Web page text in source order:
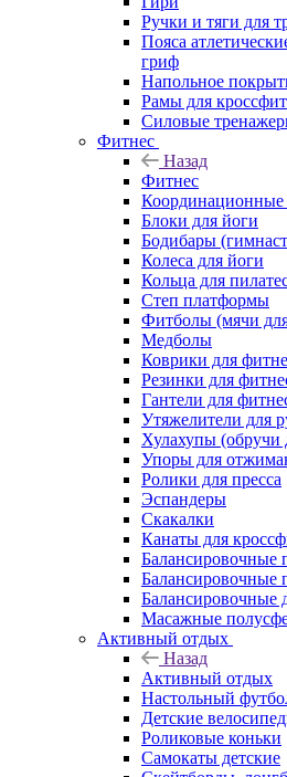
Ручки и тяги для
Пояса
гриф
Напольное
Рамы для
Силовые
Фитнес
Назад
Фитнес
Координационные
Блоки для йоги
Бодибары
Колеса для йоги
Кольца для
Степ платформы
Фитболы (мячи
Медболы
Коврики для
Резинки для
Гантели для
Утяжелители для
Хулахупы (обручи
Упоры для
Ролики для пресса
Эспандеры
Скакалки
Канаты для
Балансировочные
Балансировочные
Балансировочные
Масажные
Активный отдых
Назад
Активный отдых
Настольный
Детские
Роликовые коньки
Самокаты детские